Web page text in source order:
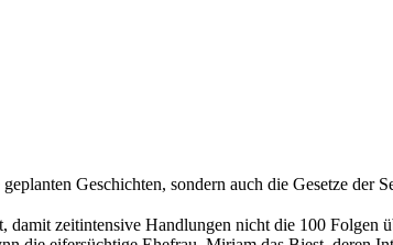
Geschichten, sondern auch die Gesetze der
zeitintensive Handlungen nicht die 100 Folgen